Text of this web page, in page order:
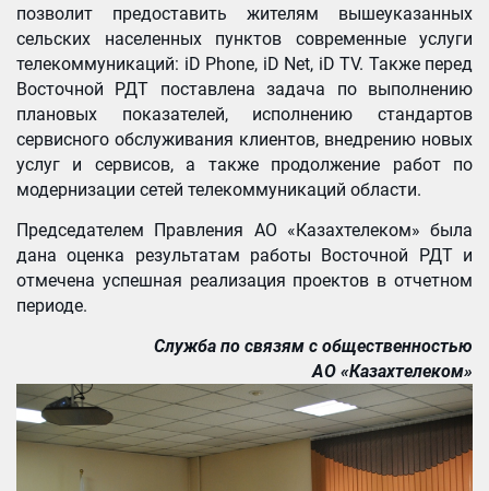
позволит предоставить жителям вышеуказанных
сельских населенных пунктов современные услуги
телекоммуникаций: iD Phone, iD Net, iD TV. Также перед
Восточной РДТ поставлена задача по выполнению
плановых показателей, исполнению стандартов
сервисного обслуживания клиентов, внедрению новых
услуг и сервисов, а также продолжение работ по
модернизации сетей телекоммуникаций области.
Председателем Правления АО «Казахтелеком» была
дана оценка результатам работы Восточной РДТ и
отмечена успешная реализация проектов в отчетном
периоде.
Служба по связям с общественностью
АО «Казахтелеком»